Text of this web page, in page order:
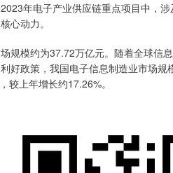
年电子产业供应链重点项目中，
心动力。
规模约为37.72万亿元。随着全球信
好政策，我国电子信息制造业市场
较上年增长约17.26%。